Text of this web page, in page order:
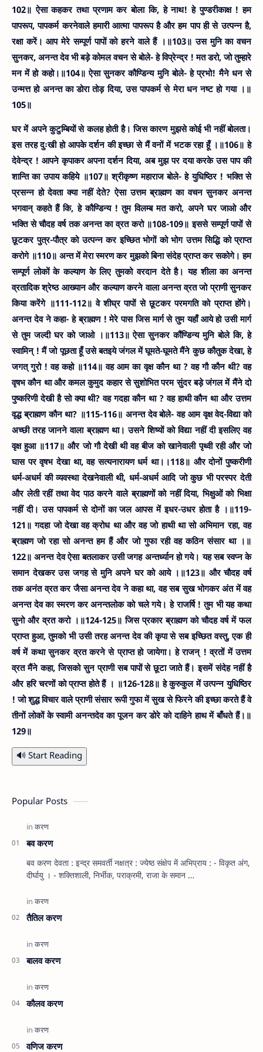
102॥ ऐसा कहकर तथा प्रणाम कर बोला कि, हे नाथ! हे पुण्डरीकाक्ष ! हम
पापरूप, पापकर्म करनेवाले हमारी आत्मा पापरूप है और हम पाप ही से उत्पन्न है,
रक्षा करें। आप मेरे सम्पूर्ण पापों को हरने वाले हैं ।॥103॥ उस मुनि का वचन
सुनकर, अनन्त देव भी बड़े कोमल वचन से बोले- हे विप्रेन्द्र ! मत डरो, जो तुम्हारे
मन में हो कहो।॥104॥ ऐसा सुनकर कौण्डिन्य मुनि बोले- हे प्रभो! मैने धन से
उन्मत्त हो अनन्त का डोरा तोड़ दिया, उस पापकर्म से मेरा धन नष्ट हो गया ।॥
105॥
घर में अपने कुटुम्बियों से कलह होती है। जिस कारण मुझसे कोई भी नहीं बोलता।
इस तरह दुःखी हो आपके दर्शन की इच्छा से मैं वनों में भटक रहा हूँ ।॥106॥ हे
देवेन्द्र ! आपने कृपाकर अपना दर्शन दिया, अब मुझ पर दया करके उस पाप की
शान्ति का उपाय कहिये ॥107॥ श्रीकृष्ण महाराज बोले- हे युधिष्ठिर ! भक्ति से
प्रसन्न हो देवता क्या नहीं देते? ऐसा उत्तम ब्राह्मण का वचन सुनकर अनन्त
भगवान् कहते हैं कि, हे कौण्डिन्य ! तुम विलम्ब मत करो, अपने घर जाओ और
भक्ति से चौदह वर्ष तक अनन्त का व्रत करो ॥108-109॥ इससे सम्पूर्ण पापों से
छूटकर पुत्र-पौत्र को उत्पन्न कर इच्छित भोगों को भोग उत्तम सिद्धि को प्राप्त
करोगे ॥110॥ अन्त में मेरा स्मरण कर मुझको बिना संदेह प्राप्त कर सकोगे। हम
सम्पूर्ण लोकों के कल्याण के लिए तुमको वरदान देते है। यह शीला का अनन्त
व्रतादिक श्रेष्ठ आख्यान और कल्याण करने वाला अनन्त व्रत जो प्राणी सुनकर
किया करेंगे ॥111-112॥ वे शीघ्र पापों से छूटकर परमगति को प्राप्त होंगे।
अनन्त देव ने कहा- हे ब्राह्मण ! मेरे पास जिस मार्ग से तुम यहाँ आये हो उसी मार्ग
से तुम जल्दी घर को जाओ ।॥113॥ ऐसा सुनकर कौंण्डिन्य मुनि बोले कि, हे
स्वामिन् ! मैं जो पूछता हूँ उसे बतइये जंगल में घूमते-घूमते मैंने कुछ कौतुक देखा, हे
जगत् गुरो ! वह कहो ॥114॥ वह आम का वृक्ष कौन था ? वह गौ कौन थी? वह
वृषभ कौन था और कमल कुमुद कहार से सुशोभित परम सुंदर बड़े जंगल में मैंने दो
पुष्करिणी देखी है सो क्या थी? वह गदहा कौन था ? वह हाथी कौन था और उत्तम
वृद्ध ब्राह्मण कौन था? ॥115-116॥ अनन्त देव बोले- वह आम वृक्ष वेद-विद्या को
अच्छी तरह जानने वाला ब्राह्मण था। उसने शिष्यों को विद्या नहीं दी इसलिए वह
वृक्ष हुआ ॥117॥ और जो गौ देखी थी वह बीज को खानेवाली पृथ्वी रही और जो
घास पर वृषभ देखा था, वह सत्यनारायण धर्म था।।118॥ और दोनों पुष्करीणी
धर्म-अधर्म की व्यवस्था देखनेवाली थी, धर्म-अधर्म आदि जो कुछ भी परस्पर देती
और लेती रहीं तथा वेद पाठ करने वाले ब्राह्मणों को नहीं दिया, भिक्षुओं को भिक्षा
नहीं दी। उस पापकर्म से दोनों का जल आपस में इधर-उधर होता है ।॥119-
121॥ गदहा जो देखा वह क्रोध था और वह जो हाथी था सो अभिमान रहा, वह
ब्राह्मण जो रहा सो अनन्त हम हैं और जो गुफा रही वह कठिन संसार था ।॥
122॥ अनन्त देव ऐसा बतलाकर उसी जगह अन्तर्ध्यान हो गये। यह सब स्वप्न के
समान देखकर उस जगह से मुनि अपने घर को आये ।॥123॥ और चौदह वर्ष
तक अनंत व्रत कर जैसा अनन्त देव ने कहा था, वह सब सुख भोगकर अंत में वह
अनन्त देव का स्मरण कर अनन्तलोक को चले गये। हे राजर्षि ! तुम भी यह कथा
सुनो और व्रत करो ।॥124-125॥ जिस प्रकार ब्राह्मण को चौदह वर्ष में फल
प्राप्त हुआ, तुमको भी उसी तरह अनन्त देव की कृपा से सब इच्छित वस्तु, एक ही
वर्ष में कथा सुनकर व्रत करने से प्राप्त हो जायेगा। हे राजन् ! व्रतों में उत्तम
व्रत मैंने कहा, जिसको सुन प्राणी सब पापों से छूटा जाते हैं। इसमें संदेह नहीं है
और हरि चरणों को प्राप्त होते हैं । ॥126-128॥हे कुरुकुल में उत्पन्न युधिष्ठिर
! जो शुद्ध विचार वाले प्राणी संसार रूपी गुफा में सुख से फिरने की इच्छा करते हैं वे
तीनों लोकों के स्वामी अनन्तदेव का पूजन कर डोरे को दाहिने हाथ में बाँधते हैं।॥
129॥
🔊 Start Reading
Popular Posts
बव करण
बव करण देवता : इन्द्र समवर्ती नक्षत्र : ज्येष्ठ संक्षेप में अभिप्राय : - विकृत अंग,
दीर्घायु । - शक्तिशाली, निर्भीक, पराक्रमी, राजा के समान …
तैतिल करण
बालव करण
कौलव करण
वणिज करण